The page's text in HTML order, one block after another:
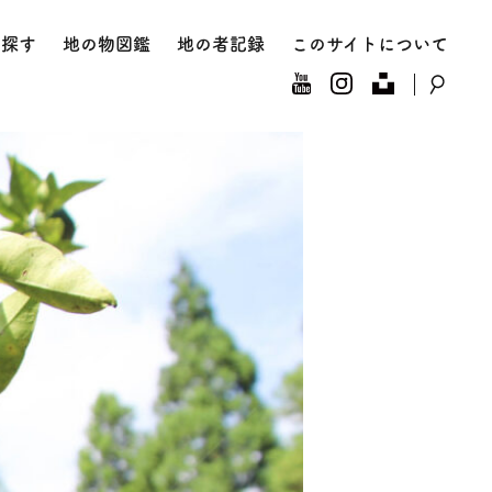
す 地の物図鑑 地の者記録 このサイトについて